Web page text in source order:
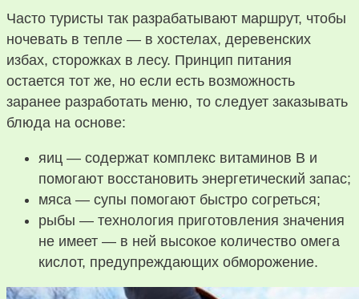
Часто туристы так разрабатывают маршрут, чтобы
ночевать в тепле — в хостелах, деревенских
избах, сторожках в лесу. Принцип питания
остается тот же, но если есть возможность
заранее разработать меню, то следует заказывать
блюда на основе:
яиц — содержат комплекс витаминов В и
помогают восстановить энергетический запас;
мяса — супы помогают быстро согреться;
рыбы — технология приготовления значения
не имеет — в ней высокое количество омега
кислот, предупреждающих обморожение.